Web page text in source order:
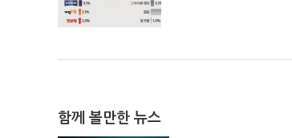
함께 볼만한 뉴스